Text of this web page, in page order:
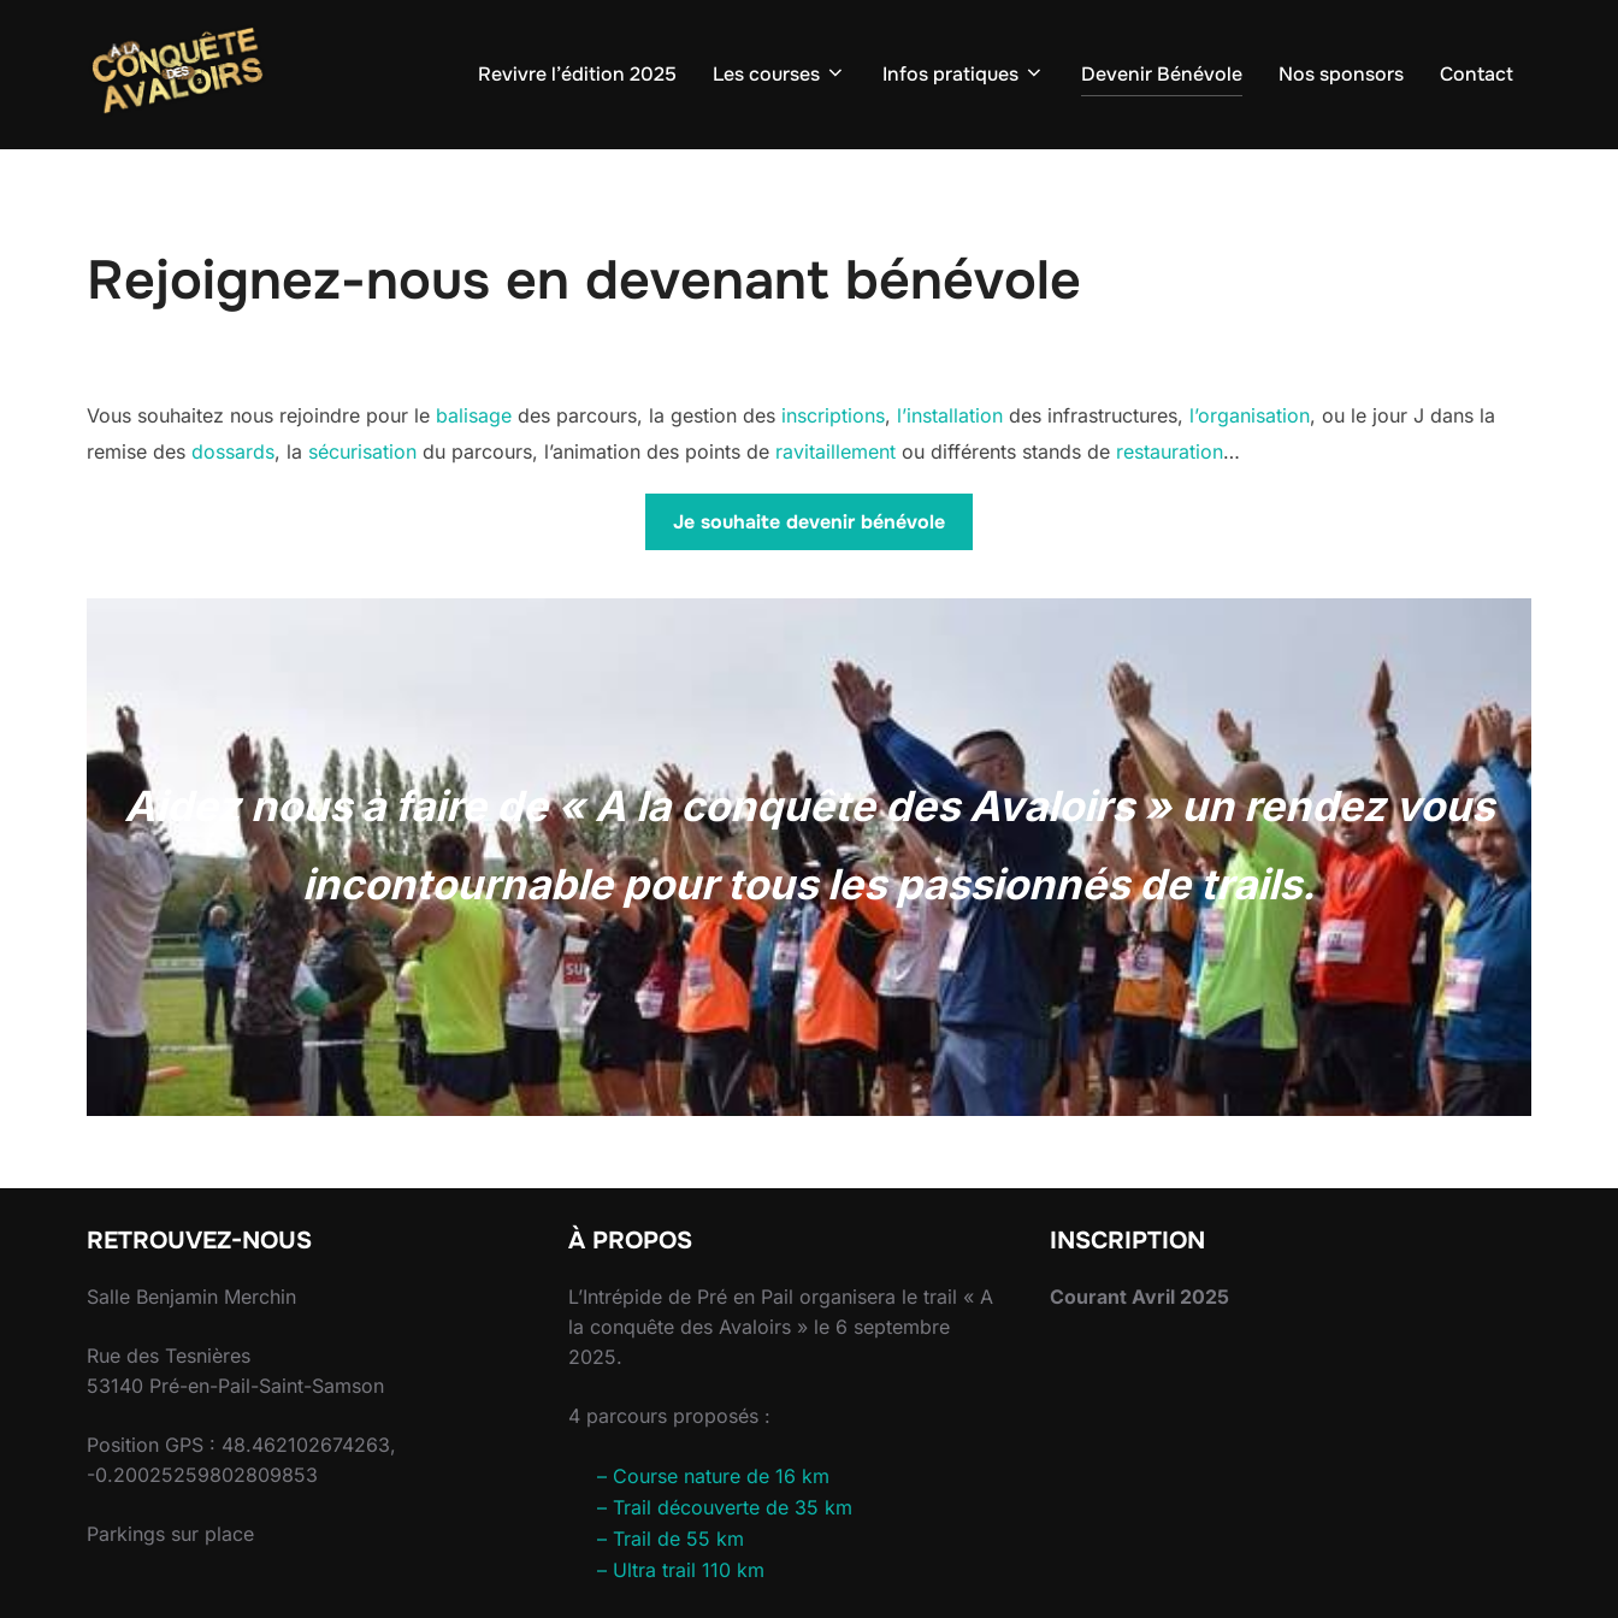
Revivre l’édition 2025 Les courses Infos pratiques Devenir Bénévole Nos sponsors Contact
Rejoignez-nous en devenant bénévole
Vous souhaitez nous rejoindre pour le balisage des parcours, la gestion des inscriptions, l’installation des infrastructures, l’organisation, ou le jour J dans la
remise des dossards, la sécurisation du parcours, l’animation des points de ravitaillement ou différents stands de restauration…
Je souhaite devenir bénévole
Aidez nous à faire de « A la conquête des Avaloirs » un rendez vous
incontournable pour tous les passionnés de trails.
RETROUVEZ-NOUS
Salle Benjamin Merchin
Rue des Tesnières
53140 Pré-en-Pail-Saint-Samson
Position GPS : 48.462102674263,
-0.20025259802809853
Parkings sur place
À PROPOS
L’Intrépide de Pré en Pail organisera le trail « A
la conquête des Avaloirs » le 6 septembre
2025.
4 parcours proposés :
– Course nature de 16 km
– Trail découverte de 35 km
– Trail de 55 km
– Ultra trail 110 km
INSCRIPTION
Courant Avril 2025